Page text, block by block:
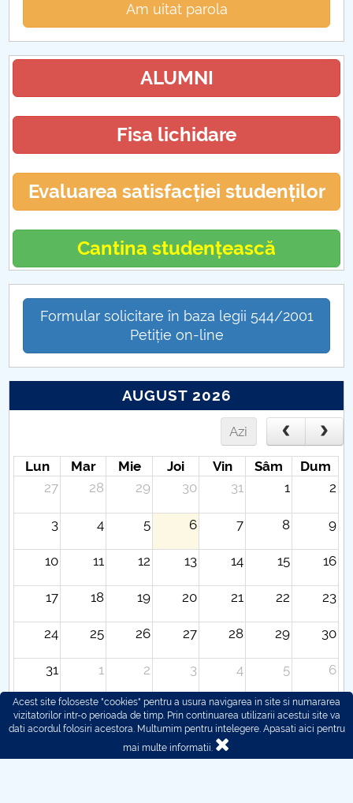
Am uitat parola
ALUMNI
Fisa lichidare
Evaluarea satisfacției studenților
Cantina studențească
Formular solicitare în baza legii 544/2001
Petiție on-line
AUGUST 2026
Azi
Lun Mar Mie Joi Vin Sâm
Dum
27
28 29 30 31 1 2
3 4 5 6 7 8 9
10 11 12 13 14 15 16
17 18 19 20 21 22 23
24 25 26 27 28 29 30
31 1 2 3 4 5 6
Acest site foloseste "cookies" pentru a usura navigarea in site si numararea
vizitatorilor intr-o perioada de timp. Prin continuarea utilizarii acestui site va
dati acordul folosiri acestora. Multumim pentru intelegere. Apasati aici pentru
mai multe informatii.